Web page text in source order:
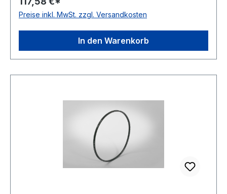
Preise inkl. MwSt. zzgl. Versandkosten
In den Warenkorb